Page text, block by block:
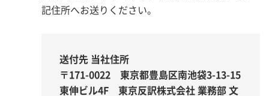
記住所へお送りください。
送付先 当社住所
〒171-0022 東京都豊島区南池袋3-13-15
東伸ビル4F 東京反訳株式会社 業務部 文